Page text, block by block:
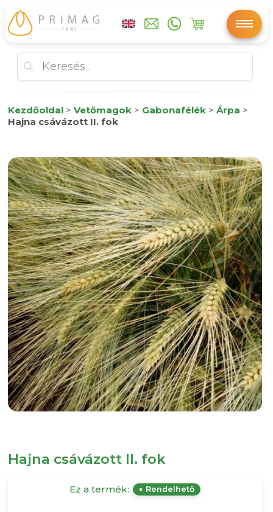
Kezdőoldal > Vetőmagok > Gabonafélék > Árpa >
Hajna csávázott II. fok
Hajna csávázott II. fok
Ez a termék: Rendelhető